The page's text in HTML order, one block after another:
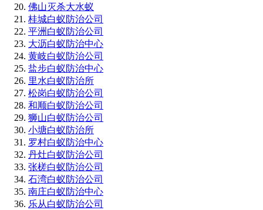
佛山灭杀大水蚁
桂城白蚁防治公司
平洲白蚁防治公司
大沥白蚁防治中心
黄岐白蚁防治公司
盐步白蚁防治中心
里水白蚁防治所
松岗白蚁防治公司
和顺白蚁防治公司
狮山白蚁防治公司
小塘白蚁防治所
罗村白蚁防治中心
丹灶白蚁防治公司
张槎白蚁防治公司
石湾白蚁防治公司
南庄白蚁防治中心
乐从白蚁防治公司